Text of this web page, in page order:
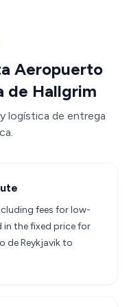
Aeropuerto
de Hallgrim
logística de entrega
fees for low-
in the fixed price for
de Reykjavik to